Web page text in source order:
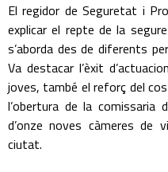
El regidor de Seguretat i
explicar el repte de la
s’aborda des de diferents
Va destacar l’èxit
joves, també el reforç del
l’obertura de la comissaria
d’onze noves càmeres de
ciutat.